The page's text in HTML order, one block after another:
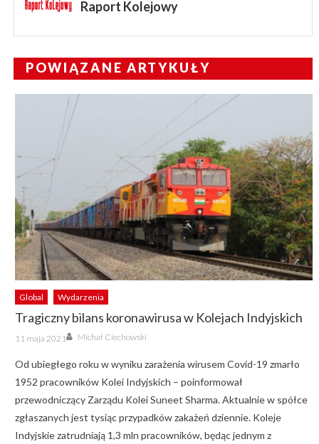
Raport Kolejowy
POWIĄZANE ARTYKUŁY
Global Wydarzenia
Tragiczny bilans koronawirusa w Kolejach Indyjskich
Posted
on
11 maja 2021 Author
Michał Ciechowski
Od ubiegłego roku w wyniku zarażenia wirusem Covid-19 zmarło
1952 pracowników Kolei Indyjskich – poinformował
przewodniczący Zarządu Kolei Suneet Sharma. Aktualnie w spółce
zgłaszanych jest tysiąc przypadków zakażeń dziennie. Koleje
Indyjskie zatrudniają 1,3 mln pracowników, będąc jednym z